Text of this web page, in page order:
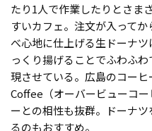
たり1人で作業したりとさま
すいカフェ。注文が入って
べ心地に仕上げる生ドーナ
っくり揚げることでふわふ
現させている。広島のコー
Coffee（オーバービューコ
ーとの相性も抜群。ドーナ
るのもおすすめ。